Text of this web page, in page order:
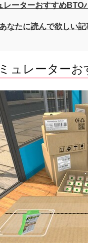
レーターおすすめBTO
なたに読んで欲しい記
ュレーター